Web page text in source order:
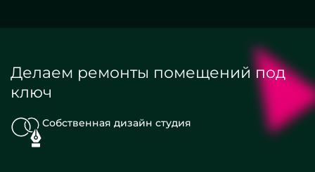
Делаем ремонты помещений под
ключ
Собственная дизайн студия